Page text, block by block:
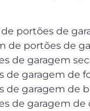
portões de
de portões de
de garagem
de garagem de
de garagem de
de garagem de